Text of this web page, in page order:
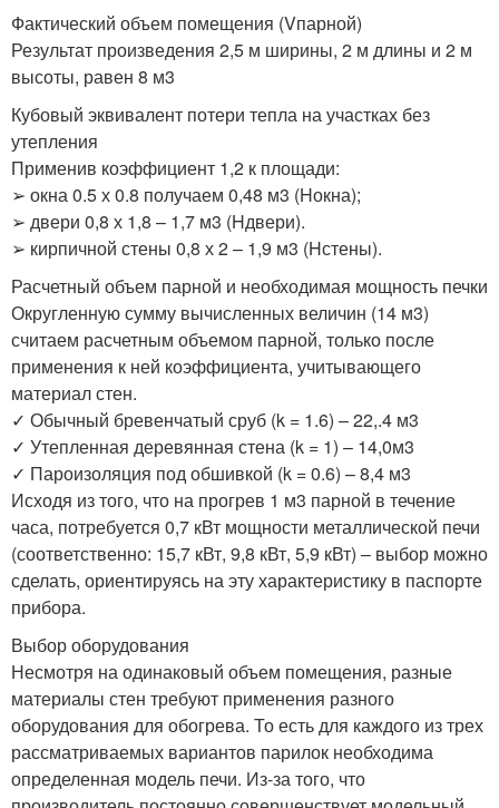
Фактический объем помещения (Vпарной)
Результат произведения 2,5 м ширины, 2 м длины и 2 м
высоты, равен 8 м3
Кубовый эквивалент потери тепла на участках без
утепления
Применив коэффициент 1,2 к площади:
➢ окна 0.5 х 0.8 получаем 0,48 м3 (Hокна);
➢ двери 0,8 х 1,8 – 1,7 м3 (Hдвери).
➢ кирпичной стены 0,8 х 2 – 1,9 м3 (Hстены).
Расчетный объем парной и необходимая мощность печки
Округленную сумму вычисленных величин (14 м3)
считаем расчетным объемом парной, только после
применения к ней коэффициента, учитывающего
материал стен.
✓ Обычный бревенчатый сруб (k = 1.6) – 22,.4 м3
✓ Утепленная деревянная стена (k = 1) – 14,0м3
✓ Пароизоляция под обшивкой (k = 0.6) – 8,4 м3
Исходя из того, что на прогрев 1 м3 парной в течение
часа, потребуется 0,7 кВт мощности металлической печи
(соответственно: 15,7 кВт, 9,8 кВт, 5,9 кВт) – выбор можно
сделать, ориентируясь на эту характеристику в паспорте
прибора.
Выбор оборудования
Несмотря на одинаковый объем помещения, разные
материалы стен требуют применения разного
оборудования для обогрева. То есть для каждого из трех
рассматриваемых вариантов парилок необходима
определенная модель печи. Из-за того, что